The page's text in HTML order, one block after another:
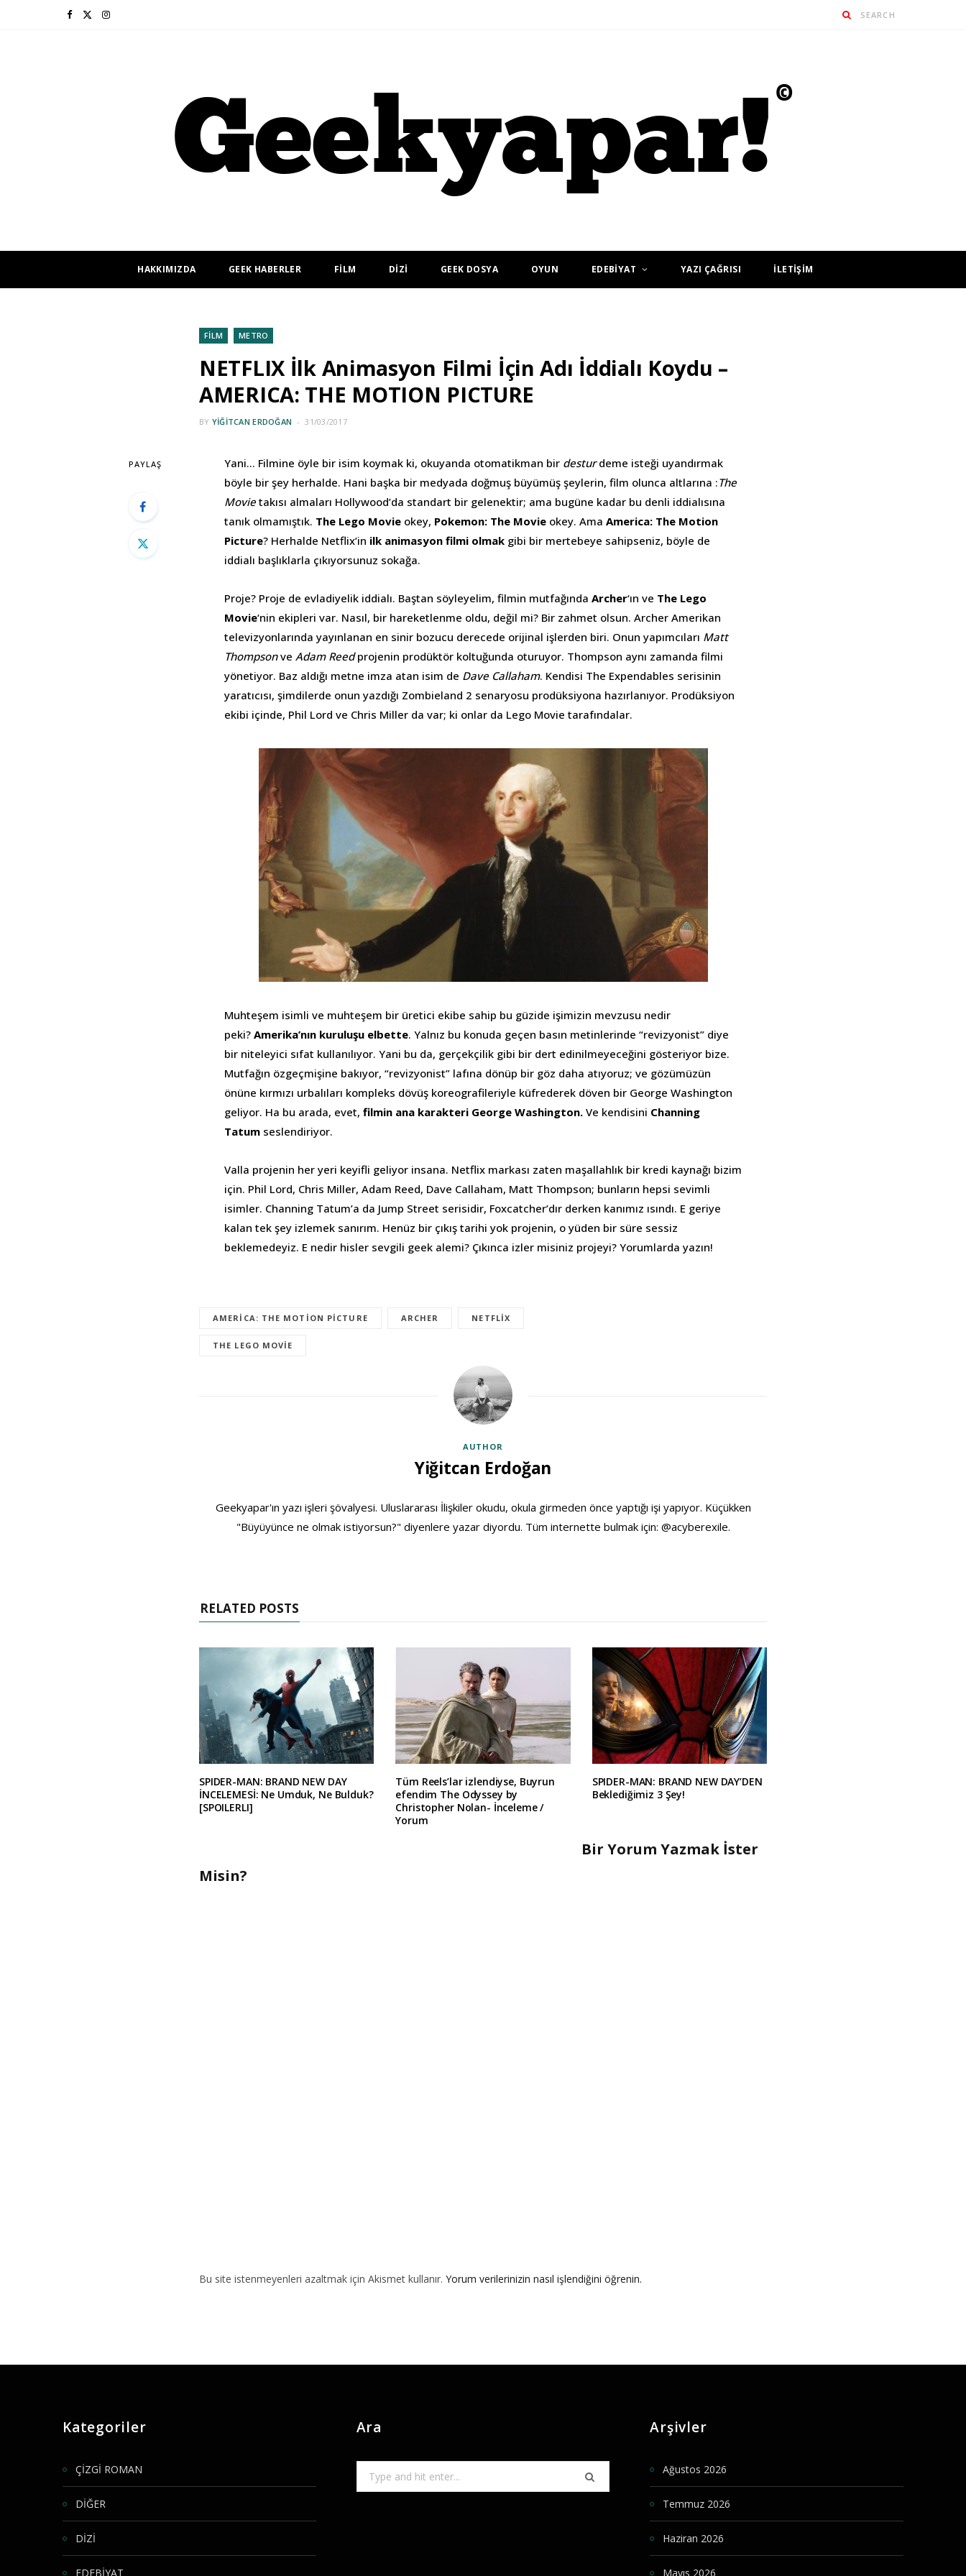
F I
HAKKIMIZDA GEEK HABERLER FİLM DİZİ GEEK DOSYA OYUN EDEBİYAT YAZI ÇAĞRISI İLETİŞİM
FİLM METRO
NETFLIX İlk Animasyon Filmi İçin Adı İddialı Koydu –
AMERICA: THE MOTION PICTURE
BY YIĞITCAN ERDOĞAN 31/03/2017
PAYLAŞ Yani… Filmine öyle bir isim koymak ki, okuyanda otomatikman bir desturdeme isteği uyandırmak
böyle bir şey herhalde. Hani başka bir medyada doğmuş büyümüş şeylerin, film olunca altlarına :The
Movie takısı almaları Hollywood’da standart bir gelenektir; ama bugüne kadar bu denli iddialısına
tanık olmamıştık. The Lego Movie okey, Pokemon: The Movie okey. Ama America: The Motion
Picture? Herhalde Netflix’in ilk animasyon filmi olmak gibi bir mertebeye sahipseniz, böyle de
iddialı başlıklarla çıkıyorsunuz sokağa.
Proje? Proje de evladiyelik iddialı. Baştan söyleyelim, filmin mutfağında Archer‘ın ve The Lego
Movie‘nin ekipleri var. Nasıl, bir hareketlenme oldu, değil mi? Bir zahmet olsun. Archer Amerikan
televizyonlarında yayınlanan en sinir bozucu derecede orijinal işlerden biri. Onun yapımcıları Matt
Thompsonve Adam Reedprojenin prodüktör koltuğunda oturuyor. Thompson aynı zamanda filmi
yönetiyor. Baz aldığı metne imza atan isim de Dave Callaham. Kendisi The Expendables serisinin
yaratıcısı, şimdilerde onun yazdığı Zombieland 2 senaryosu prodüksiyona hazırlanıyor. Prodüksiyon
ekibi içinde, Phil Lord ve Chris Miller da var; ki onlar da Lego Movie tarafındalar.
Muhteşem isimli ve muhteşem bir üretici ekibe sahip bu güzide işimizin mevzusu nedir
peki? Amerika’nın kuruluşu elbette. Yalnız bu konuda geçen basın metinlerinde “revizyonist” diye
bir niteleyici sıfat kullanılıyor. Yani bu da, gerçekçilik gibi bir dert edinilmeyeceğini gösteriyor bize.
Mutfağın özgeçmişine bakıyor, “revizyonist” lafına dönüp bir göz daha atıyoruz; ve gözümüzün
önüne kırmızı urbalıları kompleks dövüş koreografileriyle küfrederek döven bir George Washington
geliyor. Ha bu arada, evet, filmin ana karakteri George Washington. Ve kendisini Channing
Tatum seslendiriyor.
Valla projenin her yeri keyifli geliyor insana. Netflix markası zaten maşallahlık bir kredi kaynağı bizim
için. Phil Lord, Chris Miller, Adam Reed, Dave Callaham, Matt Thompson; bunların hepsi sevimli
isimler. Channing Tatum’a da Jump Street serisidir, Foxcatcher’dır derken kanımız ısındı. E geriye
kalan tek şey izlemek sanırım. Henüz bir çıkış tarihi yok projenin, o yüden bir süre sessiz
beklemedeyiz. E nedir hisler sevgili geek alemi? Çıkınca izler misiniz projeyi? Yorumlarda yazın!
AMERICA: THE MOTION PICTURE ARCHER NETFLIX
THE LEGO MOVIE
AUTHOR
Yiğitcan Erdoğan
Geekyapar'ın yazı işleri şövalyesi. Uluslararası İlişkiler okudu, okula girmeden önce yaptığı işi yapıyor. Küçükken
"Büyüyünce ne olmak istiyorsun?" diyenlere yazar diyordu. Tüm internette bulmak için: @acyberexile.
RELATED POSTS
SPIDER-MAN: BRAND NEW DAY
İNCELEMESİ: Ne Umduk, Ne Bulduk?
[SPOILERLI]
Tüm Reels’lar izlendiyse, Buyrun
efendim The Odyssey by
Christopher Nolan- İnceleme /
Yorum
SPIDER-MAN: BRAND NEW DAY’DEN
Beklediğimiz 3 Şey!
Bir Yorum Yazmak İster
Misin?
Bu site istenmeyenleri azaltmak için Akismet kullanır. Yorum verilerinizin nasıl işlendiğini öğrenin.
Kategoriler
ÇİZGİ ROMAN
DİĞER
DİZİ
EDEBİYAT
Ara
for:
Arşivler
Ağustos 2026
Temmuz 2026
Haziran 2026
Mayıs 2026